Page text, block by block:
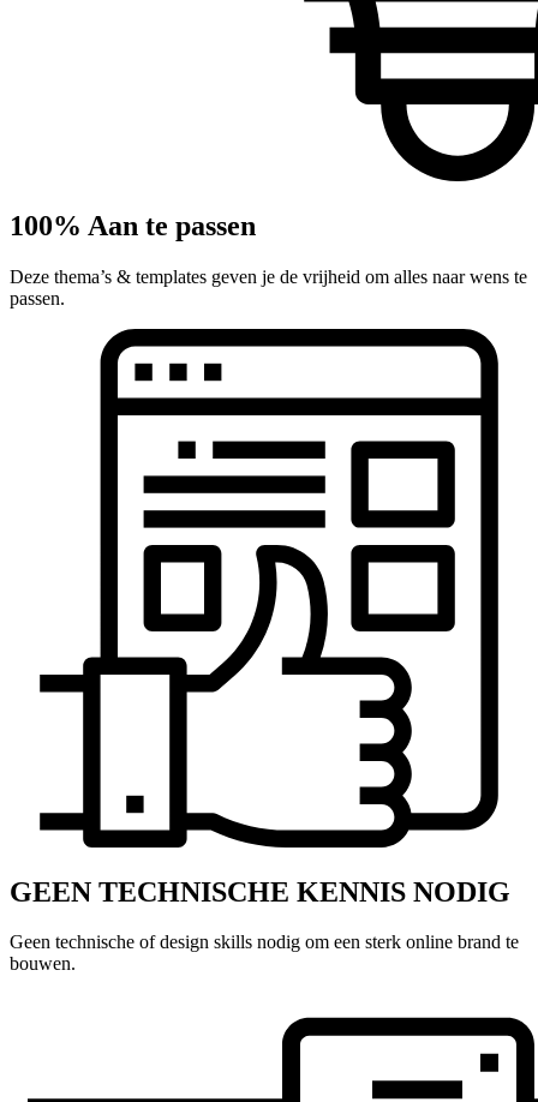
100% Aan te passen
Deze thema’s & templates geven je de vrijheid om alles naar wens te
passen.
GEEN TECHNISCHE KENNIS NODIG
Geen technische of design skills nodig om een sterk online brand te
bouwen.